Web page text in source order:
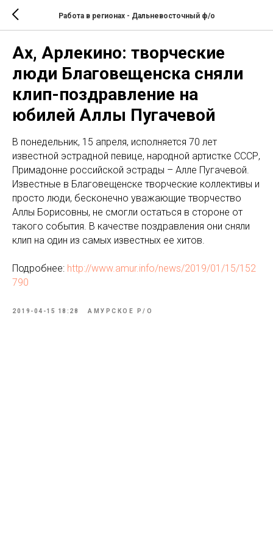
Работа в регионах - Дальневосточный ф/о
Ах, Арлекино: творческие
люди Благовещенска сняли
клип-поздравление на
юбилей Аллы Пугачевой
В понедельник, 15 апреля, исполняется 70 лет
известной эстрадной певице, народной артистке СССР,
Примадонне российской эстрады – Алле Пугачевой.
Известные в Благовещенске творческие коллективы и
просто люди, бесконечно уважающие творчество
Аллы Борисовны, не смогли остаться в стороне от
такого события. В качестве поздравления они сняли
клип на один из самых известных ее хитов.
Подробнее: http://www.amur.info/news/2019/01/15/152
790
2019-04-15 18:28 АМУРСКОЕ Р/О